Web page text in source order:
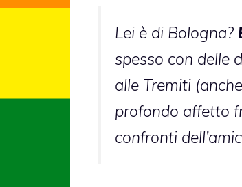
Lei è di Bologna?
spesso con delle
alle Tremiti
profondo affetto
confronti